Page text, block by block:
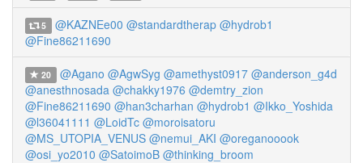
5 @KAZNEe00 @standardtherap @hydrob1
@Fine86211690
20 @Agano @AgwSyg @amethyst0917 @anderson_g4d
@anesthnosada @chakky1976 @demtry_zion
@Fine86211690 @han3charhan @hydrob1 @Ikko_Yoshida
@l36041111 @LoidTc @moroisatoru
@MS_UTOPIA_VENUS @nemui_AKI @oreganooook
@osi_yo2010 @SatoimoB @thinking_broom